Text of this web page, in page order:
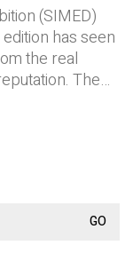
(SIMED)
has seen
the real
The…